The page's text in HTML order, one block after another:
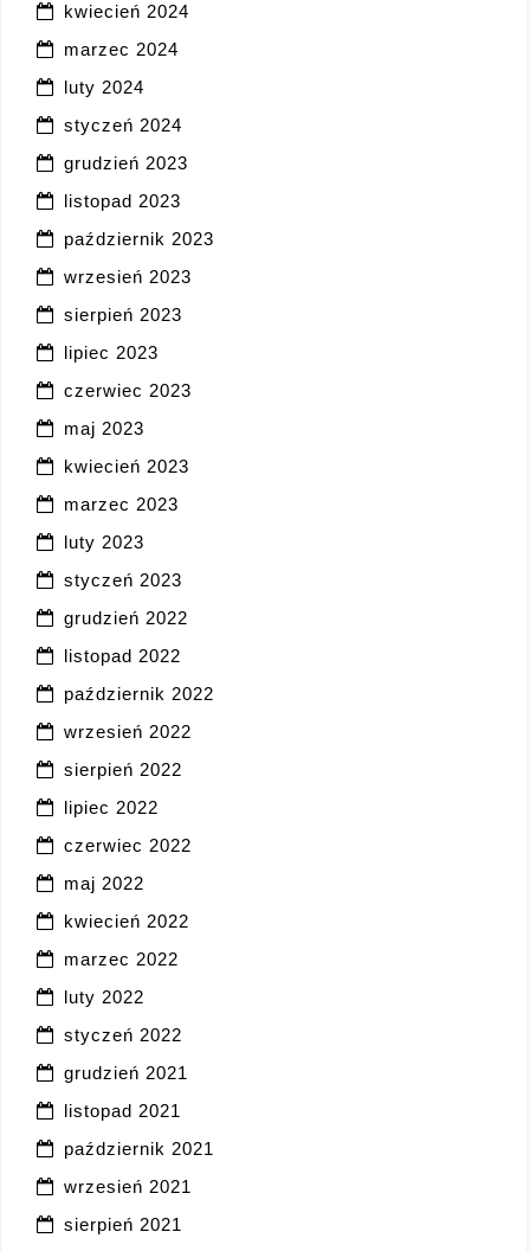
kwiecień 2024
marzec 2024
luty 2024
styczeń 2024
grudzień 2023
listopad 2023
październik 2023
wrzesień 2023
sierpień 2023
lipiec 2023
czerwiec 2023
maj 2023
kwiecień 2023
marzec 2023
luty 2023
styczeń 2023
grudzień 2022
listopad 2022
październik 2022
wrzesień 2022
sierpień 2022
lipiec 2022
czerwiec 2022
maj 2022
kwiecień 2022
marzec 2022
luty 2022
styczeń 2022
grudzień 2021
listopad 2021
październik 2021
wrzesień 2021
sierpień 2021